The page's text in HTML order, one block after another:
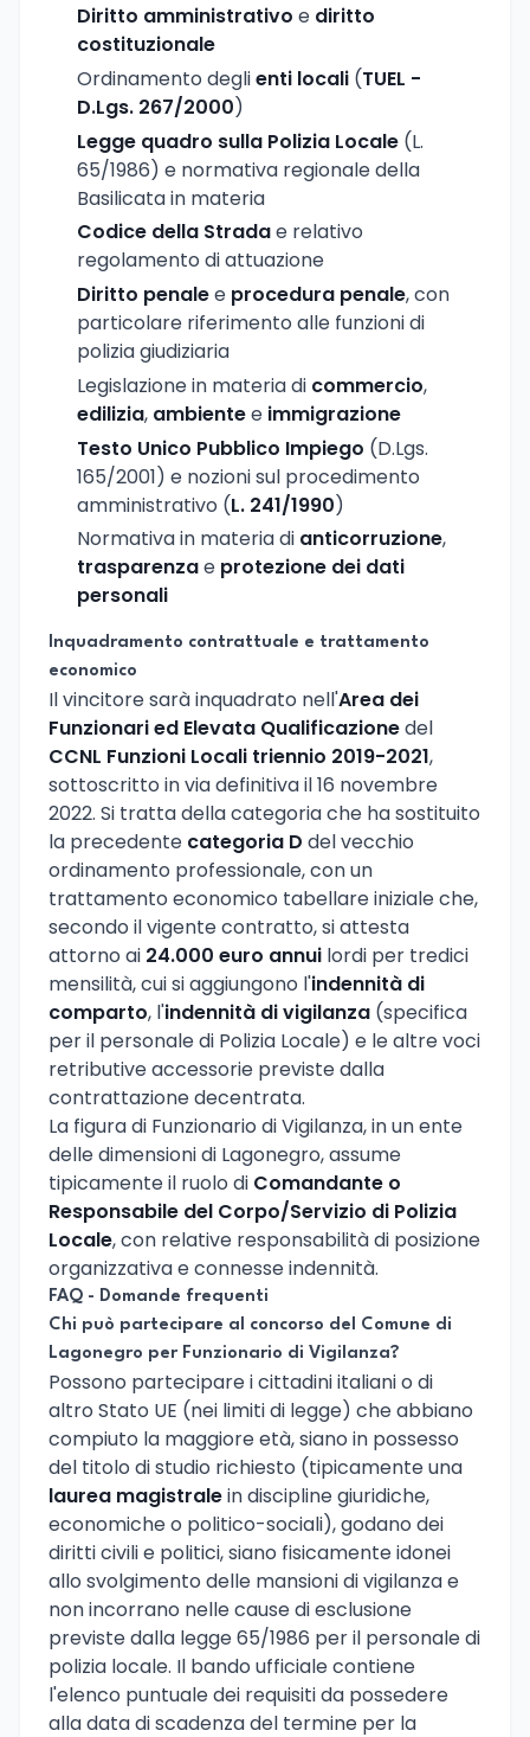
Diritto amministrativo e diritto
costituzionale
Ordinamento deglienti locali (TUEL -
D.Lgs. 267/2000)
Legge quadro sulla Polizia Locale (L.
65/1986) e normativa regionale della
Basilicata in materia
Codice della Stradae relativo
regolamento di attuazione
Diritto penalee procedura penale, con
particolare riferimento alle funzioni di
polizia giudiziaria
Legislazione in materia di commercio,
edilizia, ambientee immigrazione
Testo Unico Pubblico Impiego (D.Lgs.
165/2001) e nozioni sul procedimento
amministrativo (L. 241/1990)
Normativa in materia di anticorruzione,
trasparenzae protezione dei dati
personali
Inquadramento contrattuale e trattamento
economico
Il vincitore sarà inquadrato nell'Area dei
Funzionari ed Elevata Qualificazionedel
CCNL Funzioni Locali triennio 2019-2021,
sottoscritto in via definitiva il 16 novembre
2022. Si tratta della categoria che ha sostituito
la precedente categoria D del vecchio
ordinamento professionale, con un
trattamento economico tabellare iniziale che,
secondo il vigente contratto, si attesta
attorno ai 24.000 euro annui lordi per tredici
mensilità, cui si aggiungono l'indennità di
comparto, l'indennità di vigilanza (specifica
per il personale di Polizia Locale) e le altre voci
retributive accessorie previste dalla
contrattazione decentrata.
La figura di Funzionario di Vigilanza, in un ente
delle dimensioni di Lagonegro, assume
tipicamente il ruolo di Comandante o
Responsabile del Corpo/Servizio di Polizia
Locale, con relative responsabilità di posizione
organizzativa e connesse indennità.
FAQ - Domande frequenti
Chi può partecipare al concorso del Comune di
Lagonegro per Funzionario di Vigilanza?
Possono partecipare i cittadini italiani o di
altro Stato UE (nei limiti di legge) che abbiano
compiuto la maggiore età, siano in possesso
del titolo di studio richiesto (tipicamente una
laurea magistralein discipline giuridiche,
economiche o politico-sociali), godano dei
diritti civili e politici, siano fisicamente idonei
allo svolgimento delle mansioni di vigilanza e
non incorrano nelle cause di esclusione
previste dalla legge 65/1986 per il personale di
polizia locale. Il bando ufficiale contiene
l'elenco puntuale dei requisiti da possedere
alla data di scadenza del termine per la